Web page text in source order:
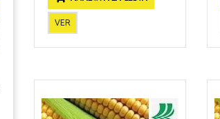
VER